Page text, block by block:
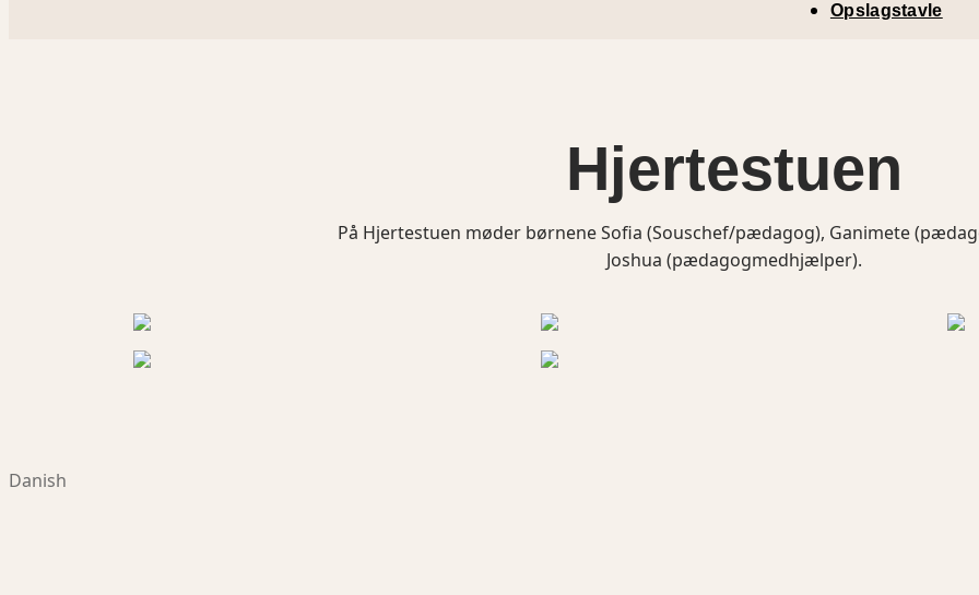
Opslagstavle
Hjertestuen
På Hjertestuen møder børnene Sofia (Souschef/pædagog), Ganimete
Joshua (pædagogmedhjælper).
Danish